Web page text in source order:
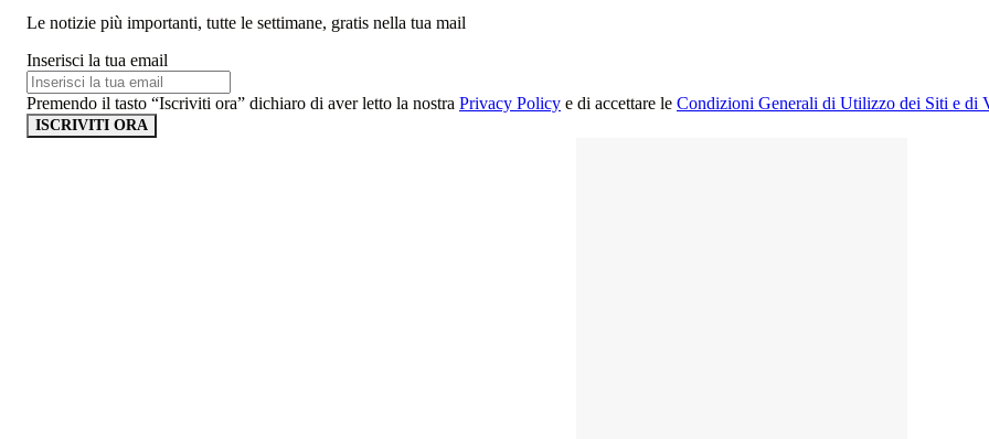
Le notizie più importanti, tutte le settimane, gratis nella tua mail
Inserisci la tua email
Premendo il tasto “Iscriviti ora” dichiaro di aver letto la nostra Privacy Policy e di accettare le Condizioni Generali di Utilizzo dei Siti e di
ISCRIVITI ORA